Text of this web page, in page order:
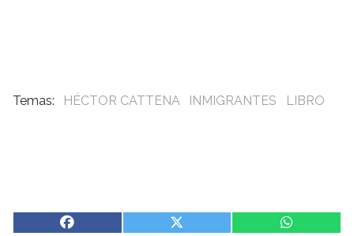
HÉCTOR CATTENA INMIGRANTES LIBRO